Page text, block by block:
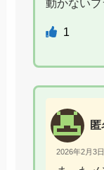
1
匿
2026年2月3